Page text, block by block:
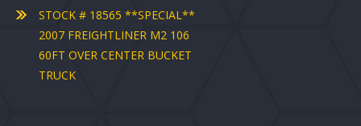
STOCK # 18565 **SPECIAL**
2007 FREIGHTLINER M2 106
60FT OVER CENTER BUCKET
TRUCK